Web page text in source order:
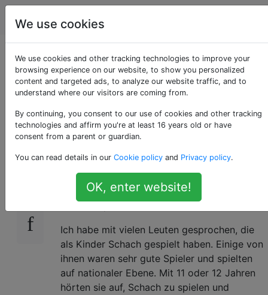
Schach
Warum hören so viele
Kinder auf, Schach
zu spielen?
21
Lassen Sie mich zunächst sagen, dass ich
weiß, dass diese Frage nicht wirklich hierher
gehört, aber ich bin mir nicht sicher, wo ich
sie sonst posten soll.
Ich habe mit vielen Leuten gesprochen, die
als Kinder Schach gespielt haben. Einige von
ihnen waren sehr gute Spieler und spielten
auf nationaler Ebene. Mit 11 oder 12 Jahren
hörten sie auf, Schach zu spielen und
We use cookies
We use cookies and other tracking technologies to improve your
browsing experience on our website, to show you personalized
content and targeted ads, to analyze our website traffic, and to
understand where our visitors are coming from.
By continuing, you consent to our use of cookies and other tracking
technologies and affirm you're at least 16 years old or have
consent from a parent or guardian.
You can read details in our Cookie policy and Privacy policy.
OK, enter website!